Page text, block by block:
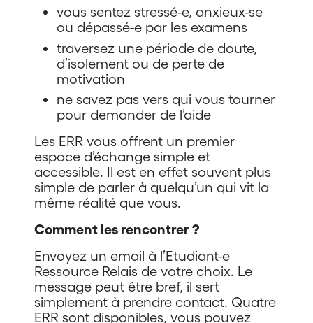
vous sentez stressé-e, anxieux-se
ou dépassé-e par les examens
traversez une période de doute,
d’isolement ou de perte de
motivation
ne savez pas vers qui vous tourner
pour demander de l’aide
Les ERR vous offrent un premier
espace d’échange simple et
accessible. Il est en effet souvent plus
simple de parler à quelqu’un qui vit la
même réalité que vous.
Comment les rencontrer ?
Envoyez un email à l’Etudiant-e
Ressource Relais de votre choix. Le
message peut être bref, il sert
simplement à prendre contact. Quatre
ERR sont disponibles, vous pouvez